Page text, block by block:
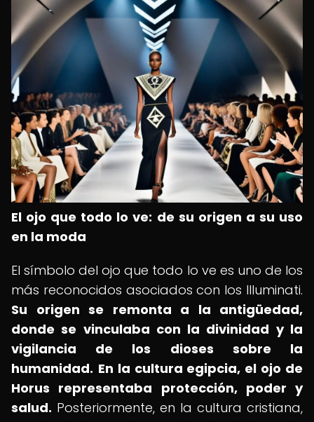
El ojo que todo lo ve: de su origen a su uso
en la moda
El símbolo del ojo que todo lo ve es uno de los
más reconocidos asociados con los Illuminati.
Su origen se remonta a la antigüedad,
donde se vinculaba con la divinidad y la
vigilancia de los dioses sobre la
humanidad. En la cultura egipcia, el ojo de
Horus representaba protección, poder y
salud. Posteriormente, en la cultura cristiana,